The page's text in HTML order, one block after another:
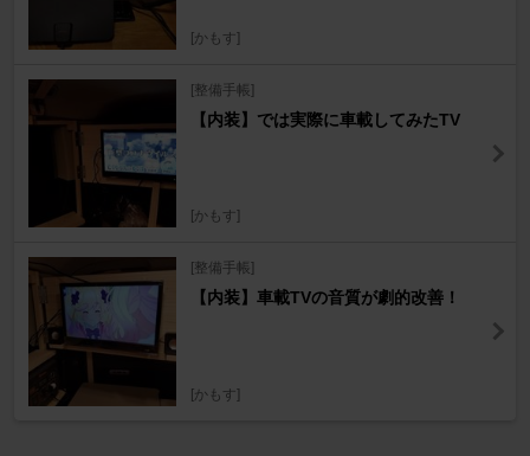
[かもす]
[整備手帳]
【内装】では実際に車載してみたTV
[かもす]
[整備手帳]
【内装】車載TVの音質が劇的改善！
[かもす]